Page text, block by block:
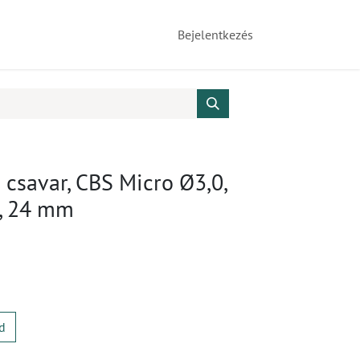
Bejelentkezés
CBS Micro Ø3,0,
24 mm